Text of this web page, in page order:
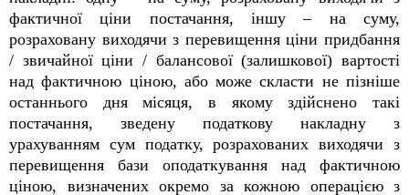
фактичної ціни постачання, іншу – на суму,
розраховану виходячи з перевищення ціни придбання
/ звичайної ціни / балансової (залишкової) вартості
над фактичною ціною, або може скласти не пізніше
останнього дня місяця, в якому здійснено такі
постачання, зведену податкову накладну з
урахуванням сум податку, розрахованих виходячи з
перевищення бази оподаткування над фактичною
ціною, визначених окремо за кожною операцією з